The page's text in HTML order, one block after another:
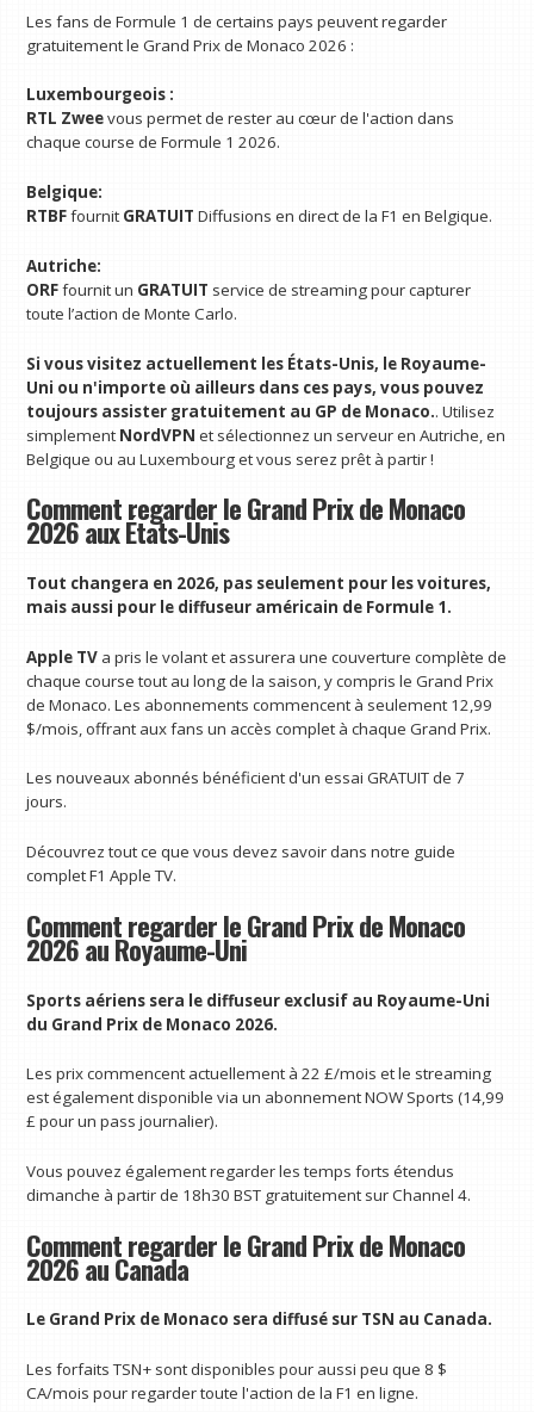
Les fans de Formule 1 de certains pays peuvent regarder
gratuitement le Grand Prix de Monaco 2026 :
Luxembourgeois :
RTL Zweevous permet de rester au cœur de l'action dans
chaque course de Formule 1 2026.
Belgique:
RTBFfournit GRATUIT Diffusions en direct de la F1 en Belgique.
Autriche:
ORFfournit un GRATUIT service de streaming pour capturer
toute l’action de Monte Carlo.
Si vous visitez actuellement les États-Unis, le Royaume-
Uni ou n'importe où ailleurs dans ces pays, vous pouvez
toujours assister gratuitement au GP de Monaco.. Utilisez
simplement NordVPN et sélectionnez un serveur en Autriche, en
Belgique ou au Luxembourg et vous serez prêt à partir !
Comment regarder le Grand Prix de Monaco
2026 aux États-Unis
Tout changera en 2026, pas seulement pour les voitures,
mais aussi pour le diffuseur américain de Formule 1.
Apple TV a pris le volant et assurera une couverture complète de
chaque course tout au long de la saison, y compris le Grand Prix
de Monaco. Les abonnements commencent à seulement 12,99
$/mois, offrant aux fans un accès complet à chaque Grand Prix.
Les nouveaux abonnés bénéficient d'un essai GRATUIT de 7
jours.
Découvrez tout ce que vous devez savoir dans notre guide
complet F1 Apple TV.
Comment regarder le Grand Prix de Monaco
2026 au Royaume-Uni
Sports aériens sera le diffuseur exclusif au Royaume-Uni
du Grand Prix de Monaco 2026.
Les prix commencent actuellement à 22 £/mois et le streaming
est également disponible via un abonnement NOW Sports (14,99
£ pour un pass journalier).
Vous pouvez également regarder les temps forts étendus
dimanche à partir de 18h30 BST gratuitement sur Channel 4.
Comment regarder le Grand Prix de Monaco
2026 au Canada
Le Grand Prix de Monaco sera diffusé sur TSN au Canada.
Les forfaits TSN+ sont disponibles pour aussi peu que 8 $
CA/mois pour regarder toute l'action de la F1 en ligne.